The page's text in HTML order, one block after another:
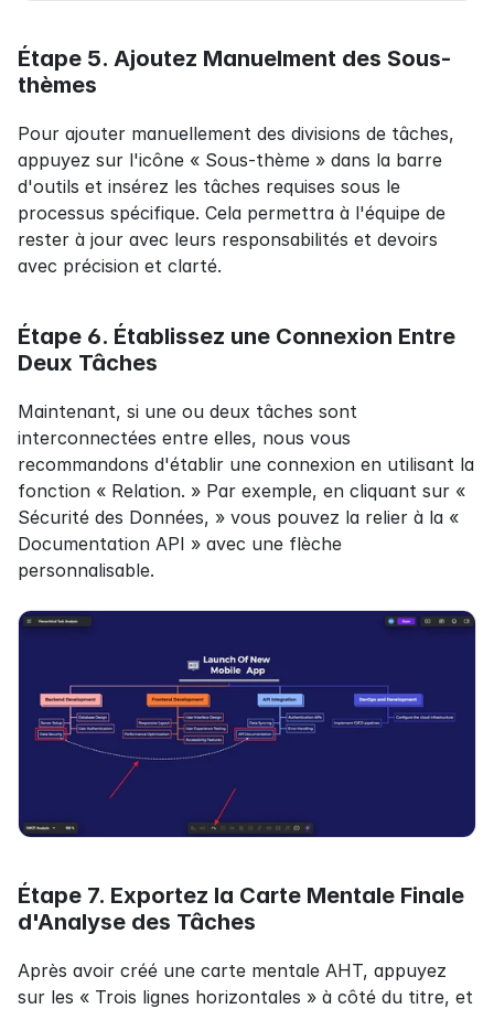
Étape 5. Ajoutez Manuelment des Sous-
thèmes
Pour ajouter manuellement des divisions de tâches,
appuyez sur l'icône « Sous-thème » dans la barre
d'outils et insérez les tâches requises sous le
processus spécifique. Cela permettra à l'équipe de
rester à jour avec leurs responsabilités et devoirs
avec précision et clarté.
Étape 6. Établissez une Connexion Entre
Deux Tâches
Maintenant, si une ou deux tâches sont
interconnectées entre elles, nous vous
recommandons d'établir une connexion en utilisant la
fonction « Relation. » Par exemple, en cliquant sur «
Sécurité des Données, » vous pouvez la relier à la «
Documentation API » avec une flèche
personnalisable.
Étape 7. Exportez la Carte Mentale Finale
d'Analyse des Tâches
Après avoir créé une carte mentale AHT, appuyez
sur les « Trois lignes horizontales » à côté du titre, et